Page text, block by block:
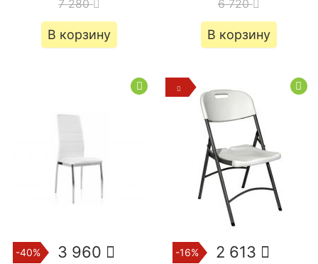
7 280
В корзину
6 720
В корзину
-40% 3 960 -16% 2 613